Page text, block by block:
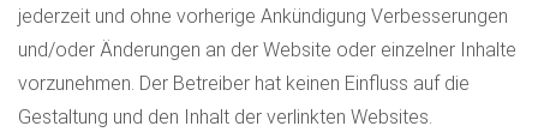
jederzeit und ohne vorherige Ankündigung Verbesserungen
und/oder Änderungen an der Website oder einzelner Inhalte
vorzunehmen. Der Betreiber hat keinen Einfluss auf die
Gestaltung und den Inhalt der verlinkten Websites.